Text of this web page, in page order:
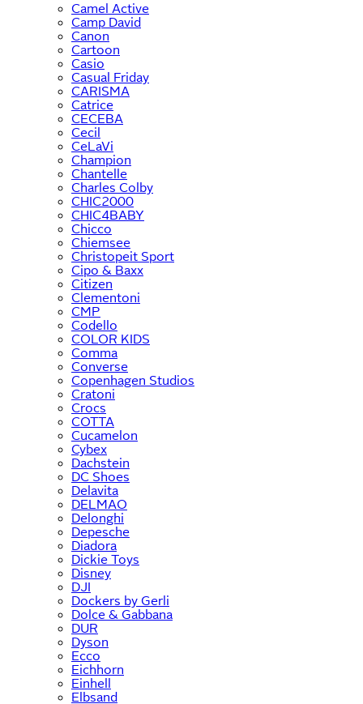
Camel Active
Camp David
Canon
Cartoon
Casio
Casual Friday
CARISMA
Catrice
CECEBA
Cecil
CeLaVi
Champion
Chantelle
Charles Colby
CHIC2000
CHIC4BABY
Chicco
Chiemsee
Christopeit Sport
Cipo & Baxx
Citizen
Clementoni
CMP
Codello
COLOR KIDS
Comma
Converse
Copenhagen Studios
Cratoni
Crocs
COTTA
Cucamelon
Cybex
Dachstein
DC Shoes
Delavita
DELMAO
Delonghi
Depesche
Diadora
Dickie Toys
Disney
DJI
Dockers by Gerli
Dolce & Gabbana
DUR
Dyson
Ecco
Eichhorn
Einhell
Elbsand